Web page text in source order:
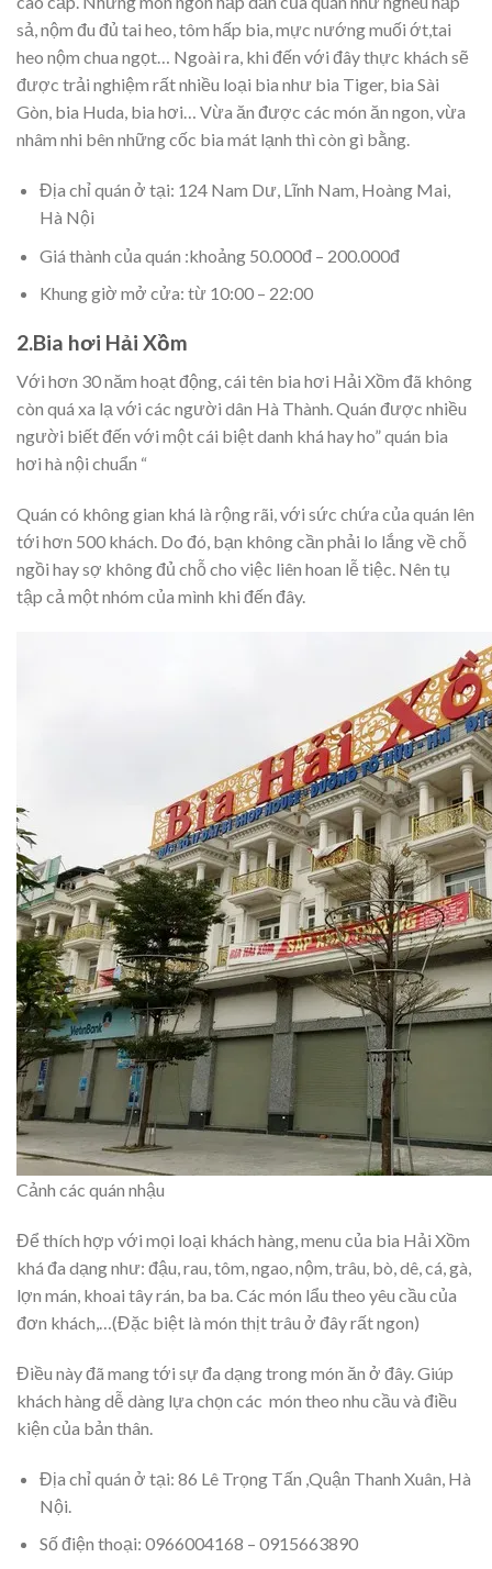
sả, nộm đu đủ tai heo, tôm hấp bia, mực nướng muối ớt,tai
heo nộm chua ngọt… Ngoài ra, khi đến với đây thực khách sẽ
được trải nghiệm rất nhiều loại bia như bia Tiger, bia Sài
Gòn, bia Huda, bia hơi… Vừa ăn được các món ăn ngon, vừa
nhâm nhi bên những cốc bia mát lạnh thì còn gì bằng.
Địa chỉ quán ở tại: 124 Nam Dư, Lĩnh Nam, Hoàng Mai,
Hà Nội
Giá thành của quán :khoảng 50.000đ – 200.000đ
Khung giờ mở cửa: từ 10:00 – 22:00
2.Bia hơi Hải Xồm
Với hơn 30 năm hoạt động, cái tên bia hơi Hải Xồm đã không
còn quá xa lạ với các người dân Hà Thành. Quán được nhiều
người biết đến với một cái biệt danh khá hay ho” quán bia
hơi hà nội chuẩn “
Quán có không gian khá là rộng rãi, với sức chứa của quán lên
tới hơn 500 khách. Do đó, bạn không cần phải lo lắng về chỗ
ngồi hay sợ không đủ chỗ cho việc liên hoan lễ tiệc. Nên tụ
tập cả một nhóm của mình khi đến đây.
Cảnh các quán nhậu
Để thích hợp với mọi loại khách hàng, menu của bia Hải Xồm
khá đa dạng như: đậu, rau, tôm, ngao, nộm, trâu, bò, dê, cá, gà,
lợn mán, khoai tây rán, ba ba. Các món lẩu theo yêu cầu của
đơn khách,…(Đặc biệt là món thịt trâu ở đây rất ngon)
Điều này đã mang tới sự đa dạng trong món ăn ở đây. Giúp
khách hàng dễ dàng lựa chọn các món theo nhu cầu và điều
kiện của bản thân.
Địa chỉ quán ở tại: 86 Lê Trọng Tấn ,Quận Thanh Xuân, Hà
Nội.
Số điện thoại: 0966004168 – 0915663890